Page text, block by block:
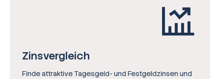
Zinsvergleich
Finde attraktive Tagesgeld- und Festgeldzinsen und